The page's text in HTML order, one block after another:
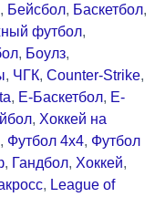
, Бейсбол, Баскетбол,
футбол,
, Боулз,
, ЧГК, Counter-Strike,
, Е-Баскетбол, Е-
, Хоккей на
, Футбол 4x4, Футбол
, Гандбол, Хоккей,
, League of